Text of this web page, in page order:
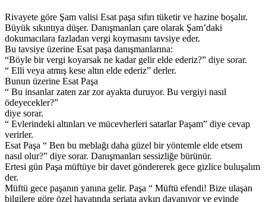
Rivayete göre Şam valisi Esat paşa sıfırı tüketir ve hazine boşalır.
Büyük sıkıntıya düşer. Danışmanları çare olarak Şam’daki
dokumacılara fazladan vergi koymasını tavsiye eder.
Bu tavsiye üzerine Esat paşa danışmanlarına:
“Böyle bir vergi koyarsak ne kadar gelir elde ederiz?” diye sorar.
“ Elli veya atmış kese altın elde ederiz” derler.
Bunun üzerine Esat Paşa
“ Bu insanlar zaten zar zor ayakta duruyor. Bu vergiyi nasıl
ödeyecekler?”
diye sorar.
“ Evlerindeki altınları ve mücevherleri satarlar Paşam” diye cevap
verirler.
Esat Paşa “ Ben bu meblağı daha güzel bir yöntemle elde etsem
nasıl olur?” diye sorar. Danışmanları sessizliğe bürünür.
Ertesi gün Paşa müftüye bir davet göndererek gece gizlice buluşalım
der.
Müftü gece paşanın yanına gelir. Paşa “ Müftü efendi! Bize ulaşan
bilgilere göre özel hayatında şeriata aykırı davanıyor ve evinde